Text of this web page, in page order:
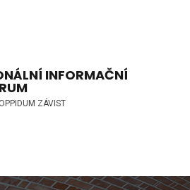
INFORMAČNÍ
ZÁVIST